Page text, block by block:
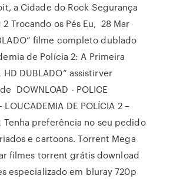
a Cidade do Rock Segurança
Trocando os Pés Eu, 28 Mar
filme completo dublado
de Polícia 2: A Primeira
HD DUBLADO” assistirver
DOWNLOAD - POLICE
LOUCADEMIA DE POLÍCIA 2 –
Tenha preferência no seu pedido
e cartoons. Torrent Mega
filmes torrent grátis download
especializado em bluray 720p